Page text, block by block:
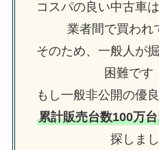
コスパの良い中古車
業者間で買われ
そのため、一般人が
困難です
もし一般非公開の優
累計販売台数100万
探しまし